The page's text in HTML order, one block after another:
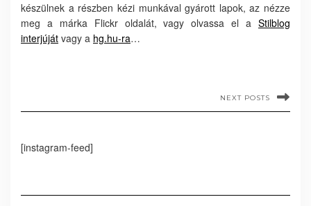
készülnek a részben kézi munkával gyárott lapok, az nézze
meg a márka Flickr oldalát, vagy olvassa el a Stilblog
interjúját vagy a hg.hu-ra…
NEXT POSTS
[instagram-feed]